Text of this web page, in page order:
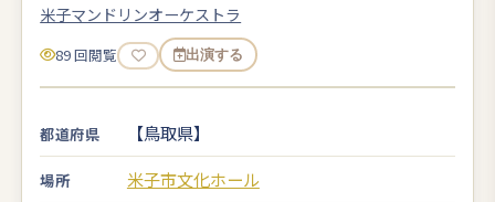
米子マンドリンオーケストラ
89 回閲覧 出演する
都道府県 【鳥取県】
場所 米子市文化ホール